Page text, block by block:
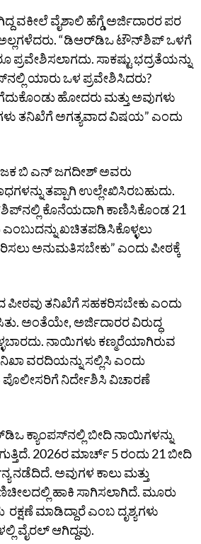
ವಕೀಲೆ ವೈಶಾಲಿ ಹೆಗ್ಡೆ ಅರ್ಜಿದಾರರ ಪರ
ಅಲ್ಲಗಳೆದರು. “ಡಿಆರ್‌ಡಿಒ ಟೌನ್‌ಶಿಪ್‌ ಒಳಗೆ
ಸಾಕಷ್ಟು ಭದ್ರತೆಯನ್ನು
ಯಾರು ಒಳ ಪ್ರವೇಶಿಸಿದರು?
ಹೋದರು ಮತ್ತು ಅವುಗಳು
ತನಿಖೆಗೆ ಅಗತ್ಯವಾದ ವಿಷಯ” ಎಂದು
ಬಿ ಎನ್‌ ಜಗದೀಶ್‌ ಅವರು
ತಪ್ಪಾಗಿ ಉಲ್ಲೇಖಿಸಿರಬಹುದು.
ಕೊನೆಯದಾಗಿ ಕಾಣಿಸಿಕೊಂಡ 21
ಖಚಿತಪಡಿಸಿಕೊಳ್ಳಲು
ಅನುಮತಿಸಬೇಕು” ಎಂದು ಪೀಠಕ್ಕೆ
ಪೀಠವು ತನಿಖೆಗೆ ಸಹಕರಿಸಬೇಕು ಎಂದು
ಅಂತೆಯೇ, ಅರ್ಜಿದಾರರ ವಿರುದ್ಧ
ನಾಯಿಗಳು ಕಣ್ಮರೆಯಾಗಿರುವ
ವರದಿಯನ್ನು ಸಲ್ಲಿಸಿ ಎಂದು
ನಿರ್ದೇಶಿಸಿ ವಿಚಾರಣೆ
ಕ್ಯಾಂಪಸ್‌ನಲ್ಲಿ ಬೀದಿ ನಾಯಿಗಳನ್ನು
2026ರ ಮಾರ್ಚ್ 5 ರಂದು 21 ಬೀದಿ
ಅವುಗಳ ಕಾಲು ಮತ್ತು
ಹಾಕಿ ಸಾಗಿಸಲಾಗಿದೆ. ಮೂರು
ಮಾಡಿದ್ದಾರೆ ಎಂಬ ದೃಶ್ಯಗಳು
ವೈರಲ್ ಆಗಿದ್ದವು.